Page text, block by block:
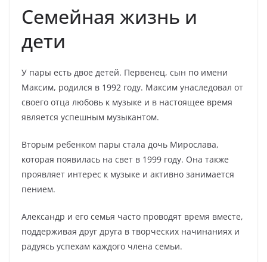
Семейная жизнь и
дети
У пары есть двое детей. Первенец, сын по имени
Максим, родился в 1992 году. Максим унаследовал от
своего отца любовь к музыке и в настоящее время
является успешным музыкантом.
Вторым ребенком пары стала дочь Мирослава,
которая появилась на свет в 1999 году. Она также
проявляет интерес к музыке и активно занимается
пением.
Александр и его семья часто проводят время вместе,
поддерживая друг друга в творческих начинаниях и
радуясь успехам каждого члена семьи.